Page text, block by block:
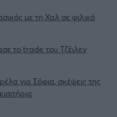
με τη Χαλ σε φιλικό
το trade του Τζέιλεν
για Σόφια, σκέψεις της